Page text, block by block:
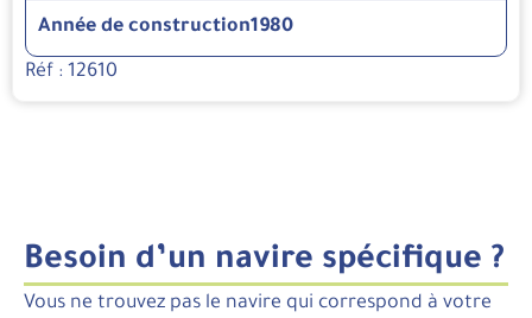
Année de construction1980
Réf : 12610
Besoin d’un navire spécifique ?
Vous ne trouvez pas le navire qui correspond à votre